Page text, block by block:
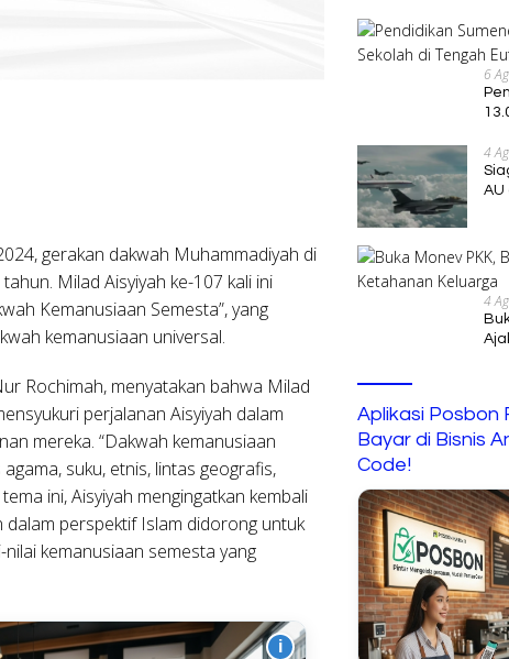
gerakan dakwah Muhammadiyah di
Milad Aisyiyah ke-107 kali ini
Kemanusiaan Semesta”, yang
kemanusiaan universal.
Rochimah, menyatakan bahwa Milad
perjalanan Aisyiyah dalam
mereka. “Dakwah kemanusiaan
suku, etnis, lintas geografis,
ini, Aisyiyah mengingatkan kembali
perspektif Islam didorong untuk
kemanusiaan semesta yang
i
6
4
AU
4
Aplikasi Posbon
Bayar di Bisnis
Code!